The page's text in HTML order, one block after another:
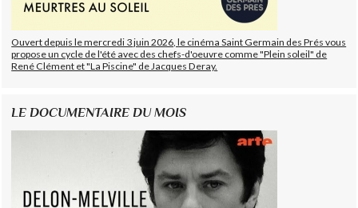
Ouvert depuis le mercredi 3 juin 2026, le cinéma Saint Germain des Prés vous
propose un cycle de l'été avec des chefs-d'oeuvre comme "Plein soleil" de
René Clément et "La Piscine" de Jacques Deray.
LE DOCUMENTAIRE DU MOIS